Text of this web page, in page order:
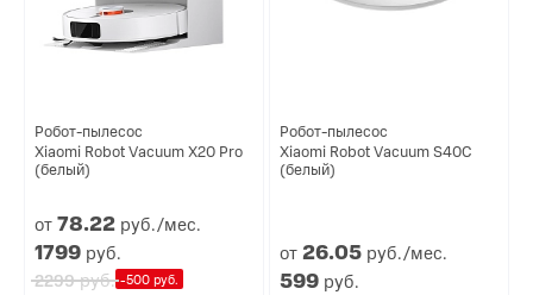
Робот-пылесос
Xiaomi Robot Vacuum X20 Pro
(белый)
от78.22 руб./мес.
1799 руб.
2299руб. -500 руб.
Робот-пылесос
Xiaomi Robot Vacuum S40C
(белый)
от26.05 руб./мес.
599 руб.